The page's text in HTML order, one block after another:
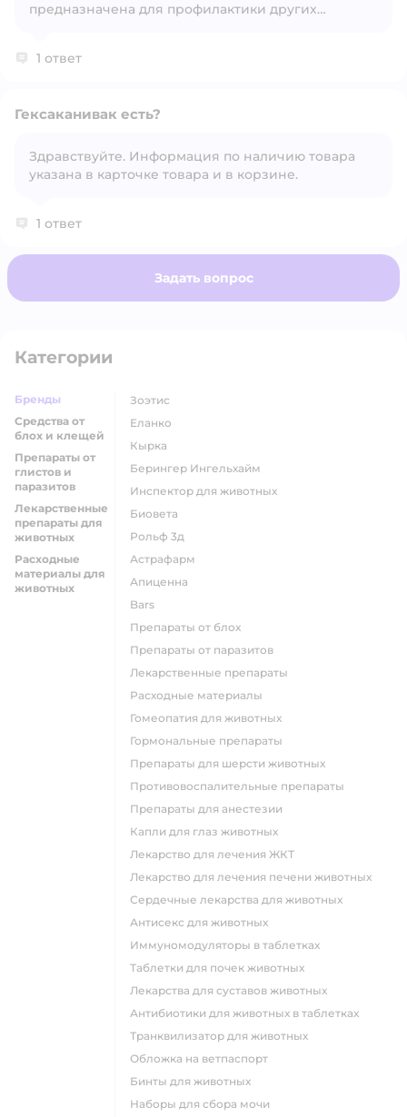
предназначена для профилактики других
1 ответ
Открыть вопрос
Гексаканивак есть?
Здравствуйте. Информация по наличию товара
указана в карточке товара и в корзине.
1 ответ
Задать вопрос
Категории
Бренды
Средства от
блох и клещей
Препараты от
глистов и
паразитов
Лекарственные
препараты для
животных
Расходные
материалы для
животных
Зоэтис
Еланко
Кырка
Берингер Ингельхайм
Инспектор для животных
Биовета
Рольф 3д
Астрафарм
Апиценна
Bars
Препараты от блох
Препараты от паразитов
Лекарственные препараты
Расходные материалы
Гомеопатия для животных
Гормональные препараты
Препараты для шерсти животных
Противовоспалительные препараты
Препараты для анестезии
Капли для глаз животных
Лекарство для лечения ЖКТ
Лекарство для лечения печени животных
Сердечные лекарства для животных
Антисекс для животных
Иммуномодуляторы в таблетках
Таблетки для почек животных
Лекарства для суставов животных
Антибиотики для животных в таблетках
Транквилизатор для животных
Обложка на ветпаспорт
Бинты для животных
Наборы для сбора мочи